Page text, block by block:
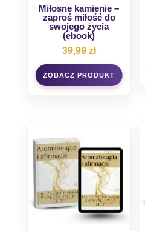
Miłosne kamienie –
zaproś miłość do
swojego życia
(ebook)
39,99 zł